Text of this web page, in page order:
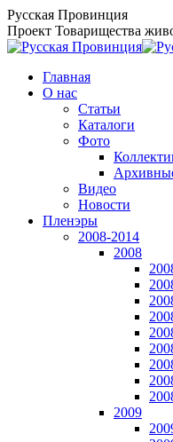
Перейти
к
содержанию
Русская Провинция
Проект Товарищества
Главная
О нас
Статьи
Каталоги
Фото
Видео
Новости
Пленэры
2008-2014
2008
2009